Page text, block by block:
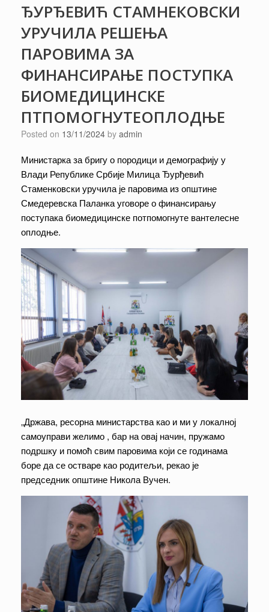
ЂУРЂЕВИЋ СТАМНЕКОВСКИ
УРУЧИЛА РЕШЕЊА
ПАРОВИМА ЗА
ФИНАНСИРАЊЕ ПОСТУПКА
БИОМЕДИЦИНСКЕ
ПТПОМОГНУТЕОПЛОДЊЕ
Posted on 13/11/2024 by admin
Министарка за бригу о породици и демографију у
Влади Републике Србије Милица Ђурђевић
Стаменковски уручила је паровима из општине
Смедеревска Паланка уговоре о финансирању
поступака биомедицинске потпомогнуте вантелесне
оплодње.
„Држава, ресорна министарства као и ми у локалној
самоуправи желимо , бар на овај начин, пружaмо
подршку и помоћ свим паровима који се годинама
боре да се остваpe као родитељи, рекао је
председник општине Никола Вучен.